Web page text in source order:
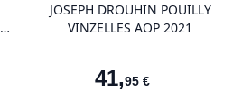
JOSEPH DROUHIN POUILLY
VINZELLES AOP 2021
41,95 €